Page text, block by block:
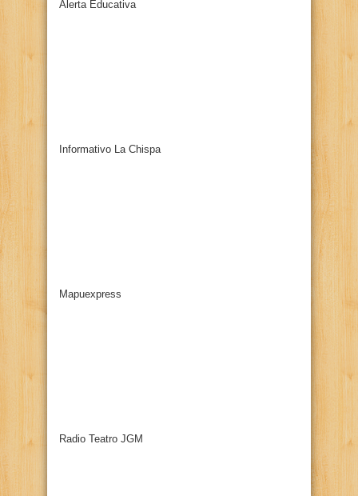
Alerta Educativa
Informativo La Chispa
Mapuexpress
Radio Teatro JGM